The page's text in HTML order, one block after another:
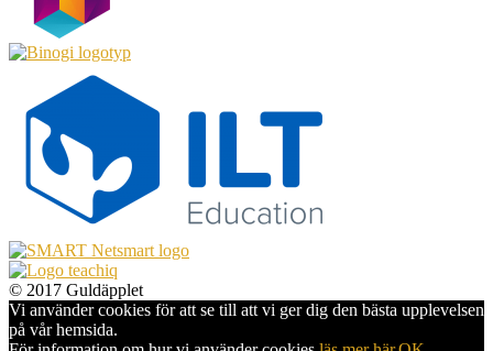
© 2017 Guldäpplet
Vi använder cookies för att se till att vi ger dig den bästa upplevelsen
på vår hemsida.